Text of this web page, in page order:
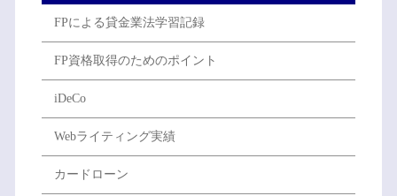
FPによる貸金業法学習記録
FP資格取得のためのポイント
iDeCo
Webライティング実績
カードローン